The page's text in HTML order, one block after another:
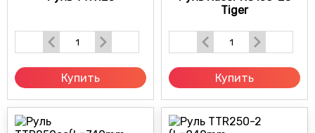
Купить
Tiger
Купить